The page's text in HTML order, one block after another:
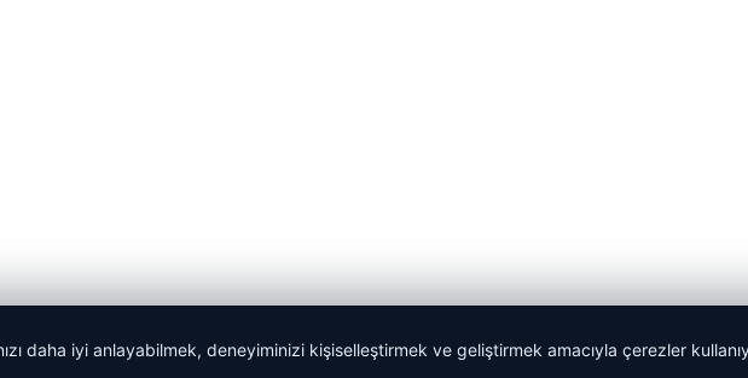
daha iyi anlayabilmek, deneyiminizi kişiselleştirmek ve geliştirmek amacıyla çerezler